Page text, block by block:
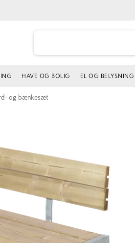
HAVE OG BOLIG EL OG BELYSNING
og bænkesæt